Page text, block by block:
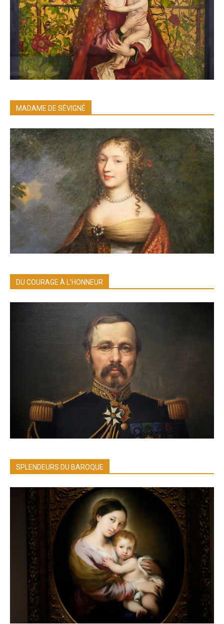
MADAME DE SÉVIGNÉ
DU COURAGE À L’HONNEUR
SPLENDEURS DU BAROQUE